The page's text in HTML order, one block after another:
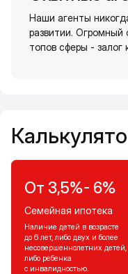
Наши агенты
развитии. Огромный
топов сферы - залог
От 3,5%- 6%
Семейная ипотека
Наличие детей в возрасте
до 6 лет, либо двух и более
несовершеннолетних детей,
либо ребенка
с инвалидностью.